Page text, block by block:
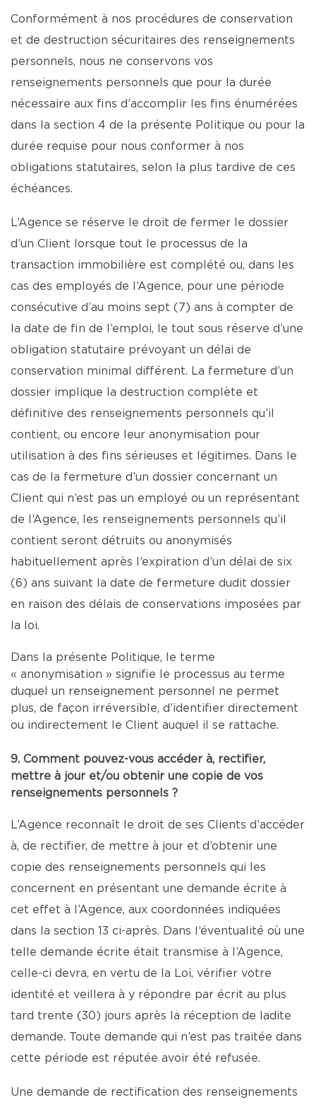
Conformément à nos procédures de conservation
et de destruction sécuritaires des renseignements
personnels, nous ne conservons vos
renseignements personnels que pour la durée
nécessaire aux fins d’accomplir les fins énumérées
dans la section 4 de la présente Politique ou pour la
durée requise pour nous conformer à nos
obligations statutaires, selon la plus tardive de ces
échéances.
L’Agence se réserve le droit de fermer le dossier
d’un Client lorsque tout le processus de la
transaction immobilière est complété ou, dans les
cas des employés de l’Agence, pour une période
consécutive d’au moins sept (7) ans à compter de
la date de fin de l’emploi, le tout sous réserve d’une
obligation statutaire prévoyant un délai de
conservation minimal différent. La fermeture d’un
dossier implique la destruction complète et
définitive des renseignements personnels qu’il
contient, ou encore leur anonymisation pour
utilisation à des fins sérieuses et légitimes. Dans le
cas de la fermeture d’un dossier concernant un
Client qui n’est pas un employé ou un représentant
de l’Agence, les renseignements personnels qu’il
contient seront détruits ou anonymisés
habituellement après l’expiration d’un délai de six
(6) ans suivant la date de fermeture dudit dossier
en raison des délais de conservations imposées par
la loi.
Dans la présente Politique, le terme
« anonymisation » signifie le processus au terme
duquel un renseignement personnel ne permet
plus, de façon irréversible, d’identifier directement
ou indirectement le Client auquel il se rattache.
9. Comment pouvez-vous accéder à, rectifier,
mettre à jour et/ou obtenir une copie de vos
renseignements personnels ?
L’Agence reconnaît le droit de ses Clients d’accéder
à, de rectifier, de mettre à jour et d’obtenir une
copie des renseignements personnels qui les
concernent en présentant une demande écrite à
cet effet à l’Agence, aux coordonnées indiquées
dans la section 13 ci-après. Dans l’éventualité où une
telle demande écrite était transmise à l’Agence,
celle-ci devra, en vertu de la Loi, vérifier votre
identité et veillera à y répondre par écrit au plus
tard trente (30) jours après la réception de ladite
demande. Toute demande qui n’est pas traitée dans
cette période est réputée avoir été refusée.
Une demande de rectification des renseignements